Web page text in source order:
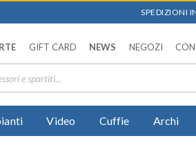
SPEDIZIONI
GIFT CARD NEWS NEGOZI
Video Cuffie Archi